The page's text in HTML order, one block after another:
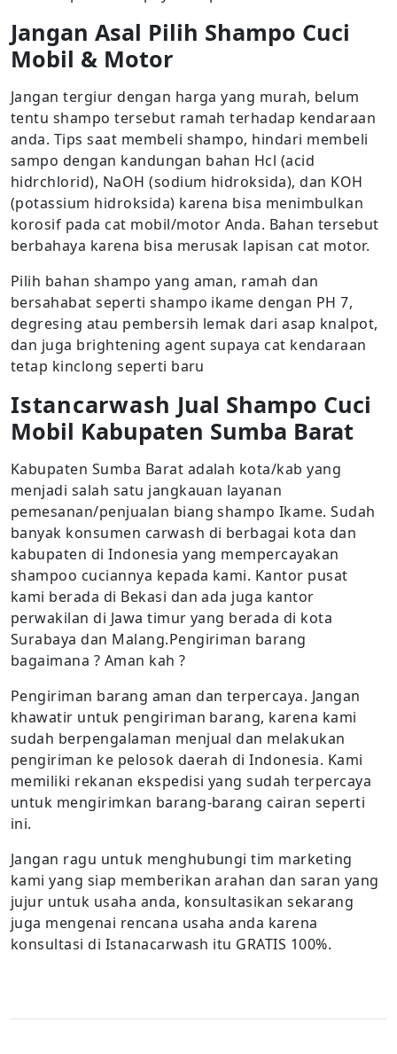
Jangan Asal Pilih Shampo Cuci
Mobil & Motor
Jangan tergiur dengan harga yang murah, belum
tentu shampo tersebut ramah terhadap kendaraan
anda. Tips saat membeli shampo, hindari membeli
sampo dengan kandungan bahan Hcl (acid
hidrchlorid), NaOH (sodium hidroksida), dan KOH
(potassium hidroksida) karena bisa menimbulkan
korosif pada cat mobil/motor Anda. Bahan tersebut
berbahaya karena bisa merusak lapisan cat motor.
Pilih bahan shampo yang aman, ramah dan
bersahabat seperti shampo ikame dengan PH 7,
degresing atau pembersih lemak dari asap knalpot,
dan juga brightening agent supaya cat kendaraan
tetap kinclong seperti baru
Istancarwash Jual Shampo Cuci
Mobil Kabupaten Sumba Barat
Kabupaten Sumba Barat adalah kota/kab yang
menjadi salah satu jangkauan layanan
pemesanan/penjualan biang shampo Ikame. Sudah
banyak konsumen carwash di berbagai kota dan
kabupaten di Indonesia yang mempercayakan
shampoo cuciannya kepada kami. Kantor pusat
kami berada di Bekasi dan ada juga kantor
perwakilan di Jawa timur yang berada di kota
Surabaya dan Malang.Pengiriman barang
bagaimana ? Aman kah ?
Pengiriman barang aman dan terpercaya. Jangan
khawatir untuk pengiriman barang, karena kami
sudah berpengalaman menjual dan melakukan
pengiriman ke pelosok daerah di Indonesia. Kami
memiliki rekanan ekspedisi yang sudah terpercaya
untuk mengirimkan barang-barang cairan seperti
ini.
Jangan ragu untuk menghubungi tim marketing
kami yang siap memberikan arahan dan saran yang
jujur untuk usaha anda, konsultasikan sekarang
juga mengenai rencana usaha anda karena
konsultasi di Istanacarwash itu GRATIS 100%.